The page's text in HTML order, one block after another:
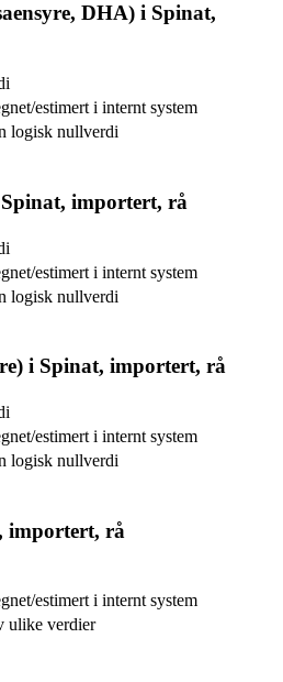
DHA) i Spinat,
estimert i internt system
logisk nullverdi
importert, rå
estimert i internt system
logisk nullverdi
i Spinat, importert, rå
estimert i internt system
logisk nullverdi
importert, rå
estimert i internt system
ulike verdier